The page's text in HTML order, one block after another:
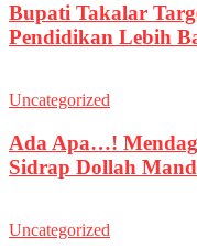
Bupati Takalar
Pendidikan Lebih
Uncategorized
Ada Apa…!
Sidrap Dollah
Uncategorized